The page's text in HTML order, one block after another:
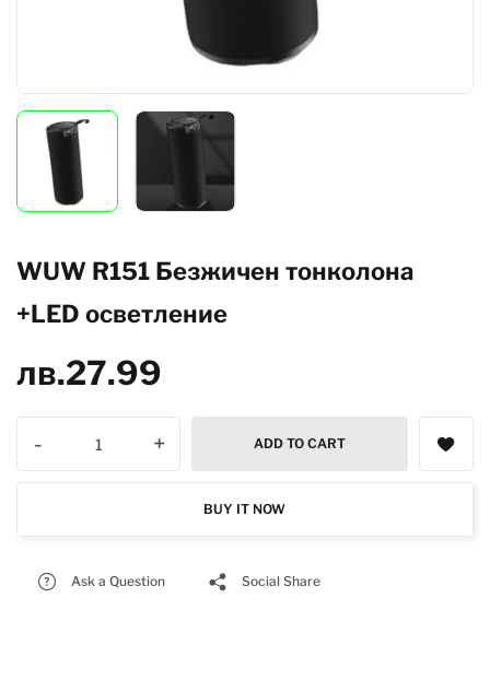
WUW R151 Безжичен тонколона
+LED осветление
лв.27.99
- + ADD TO CART
BUY IT NOW
Ask a Question Social Share